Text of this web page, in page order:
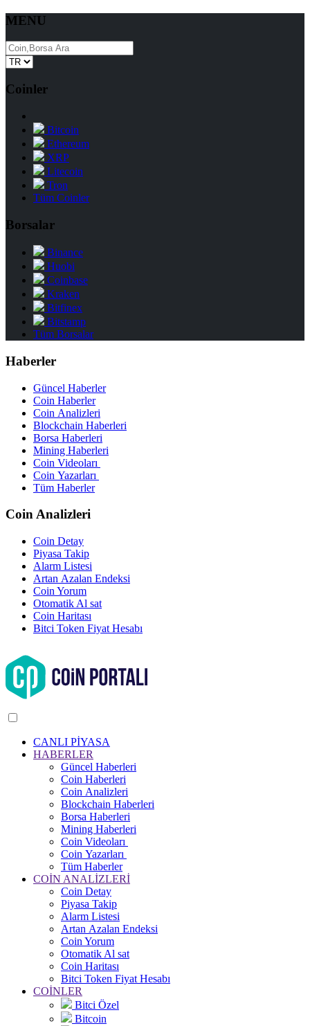
MENU
Coinler
Bitcoin
Ethereum
XRP
Litecoin
Tron
Tüm Coinler
Borsalar
Binance
Huobi
Coinbase
Kraken
Bitfinex
Bitstamp
Tüm Borsalar
Haberler
Güncel Haberler
Coin Haberler
Coin Analizleri
Blockchain Haberleri
Borsa Haberleri
Mining Haberleri
Coin Videoları
Coin Yazarları
Tüm Haberler
Coin Analizleri
Coin Detay
Piyasa Takip
Alarm Listesi
Artan Azalan Endeksi
Coin Yorum
Otomatik Al sat
Coin Haritası
Bitci Token Fiyat Hesabı
CANLI PİYASA
HABERLER
Güncel Haberleri
Coin Haberleri
Coin Analizleri
Blockchain Haberleri
Borsa Haberleri
Mining Haberleri
Coin Videoları
Coin Yazarları
Tüm Haberler
COİN ANALİZLERİ
Coin Detay
Piyasa Takip
Alarm Listesi
Artan Azalan Endeksi
Coin Yorum
Otomatik Al sat
Coin Haritası
Bitci Token Fiyat Hesabı
COİNLER
Bitci Özel
Bitcoin